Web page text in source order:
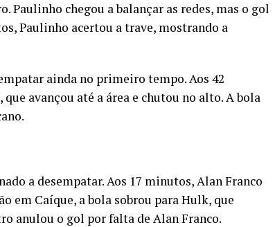
Paulinho chegou a balançar as redes, mas o gol
Paulinho acertou a trave, mostrando a
ainda no primeiro tempo. Aos 42
avançou até a área e chutou no alto. A bola
a desempatar. Aos 17 minutos, Alan Franco
em Caíque, a bola sobrou para Hulk, que
anulou o gol por falta de Alan Franco.